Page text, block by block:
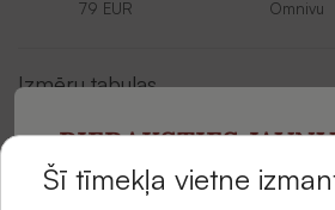
79 EUR
Omnivu
Izmēru tabulas
PIERAKSTIES
Šī tīmekļa vietne